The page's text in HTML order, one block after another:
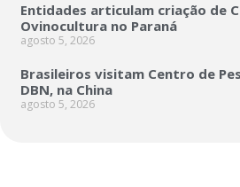
Entidades articulam criação de
Ovinocultura no Paraná
agosto 5, 2026
Brasileiros visitam Centro de
DBN, na China
agosto 5, 2026